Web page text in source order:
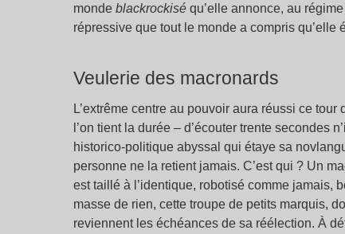
monde blackrockisé qu’elle annonce, au
répressive que tout le monde a compris qu’elle
Veulerie des macronards
L’extrême centre au pouvoir aura réussi ce
l’on tient la durée – d’écouter trente secondes
historico-politique abyssal qui étaye sa
personne ne la retient jamais. C’est qui ? Un
est taillé à l’identique, robotisé comme jamais,
masse de rien, cette troupe de petits marquis,
reviennent les échéances de sa réélection. À